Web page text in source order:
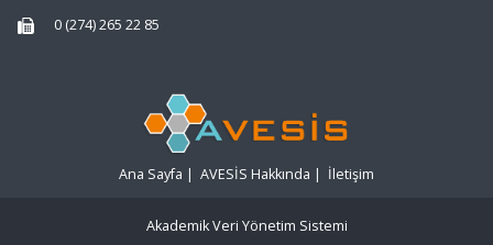
0 (274) 265 22 85
Ana Sayfa | AVESİS Hakkında | İletişim
Akademik Veri Yönetim Sistemi